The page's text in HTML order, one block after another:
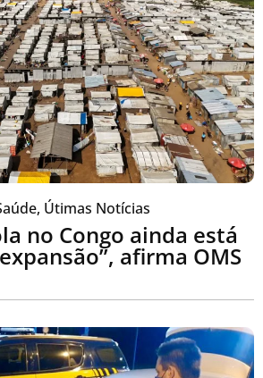
, Útimas Notícias
no Congo ainda está
afirma OMS